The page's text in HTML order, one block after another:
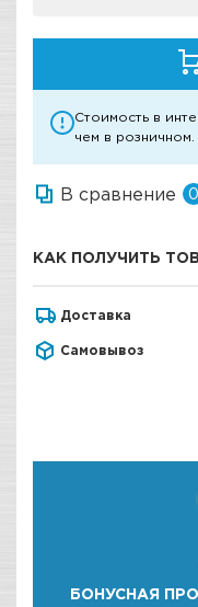
Стоимость в
чем в розничном.
В сравнение 0
КАК ПОЛУЧИТЬ
Доставка
Самовывоз
БОНУСНАЯ